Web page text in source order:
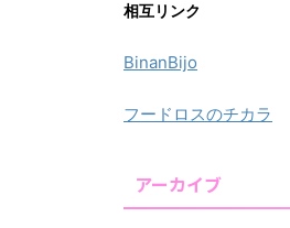
相互リンク
BinanBijo
フードロスのチカラ
アーカイブ